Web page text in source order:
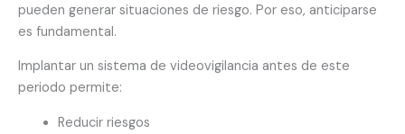
pueden generar situaciones de riesgo. Por eso, anticiparse
es fundamental.
Implantar un sistema de videovigilancia antes de este
periodo permite:
Reducir riesgos